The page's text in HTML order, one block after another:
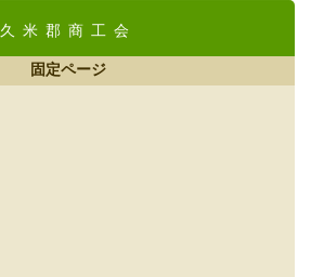
久米郡商工会
固定ページ